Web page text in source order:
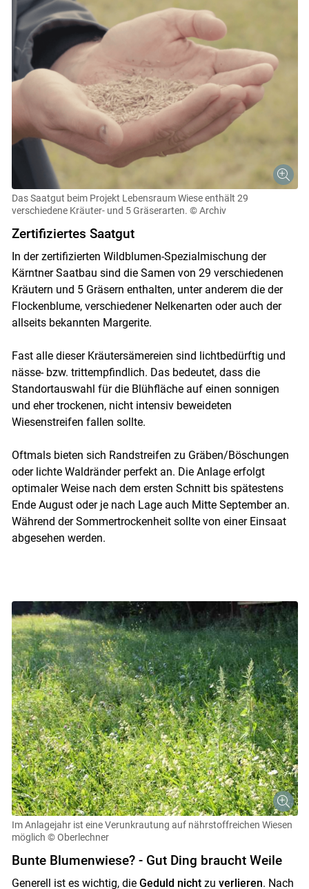
Skip to main content
Das Saatgut beim Projekt Lebensraum Wiese enthält 29
verschiedene Kräuter- und 5 Gräserarten. © Archiv
Zertifiziertes Saatgut
In der zertifizierten Wildblumen-Spezialmischung der
Kärntner Saatbau sind die Samen von 29 verschiedenen
Kräutern und 5 Gräsern enthalten, unter anderem die der
Flockenblume, verschiedener Nelkenarten oder auch der
allseits bekannten Margerite.
Fast alle dieser Kräutersämereien sind lichtbedürftig und
nässe- bzw. trittempfindlich. Das bedeutet, dass die
Standortauswahl für die Blühfläche auf einen sonnigen
und eher trockenen, nicht intensiv beweideten
Wiesenstreifen fallen sollte.
Oftmals bieten sich Randstreifen zu Gräben/Böschungen
oder lichte Waldränder perfekt an. Die Anlage erfolgt
optimaler Weise nach dem ersten Schnitt bis spätestens
Ende August oder je nach Lage auch Mitte September an.
Während der Sommertrockenheit sollte von einer Einsaat
abgesehen werden.
Im Anlagejahr ist eine Verunkrautung auf nährstoffreichen Wiesen
möglich © Oberlechner
Bunte Blumenwiese? - Gut Ding braucht Weile
Generell ist es wichtig, die Geduld nichtzu verlieren. Nach